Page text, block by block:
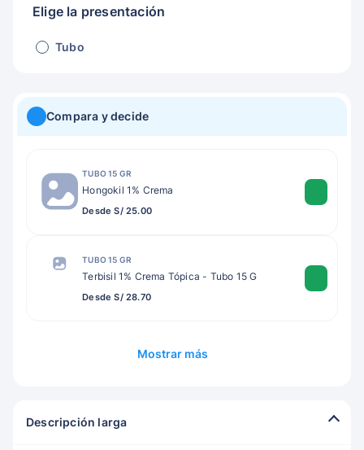
Elige la presentación
Tubo
Compara y decide
TUBO 15 GR
Hongokil 1% Crema
Desde S/ 25.00
TUBO 15 GR
Terbisil 1% Crema Tópica - Tubo 15 G
Desde S/ 28.70
Mostrar más
Descripción larga